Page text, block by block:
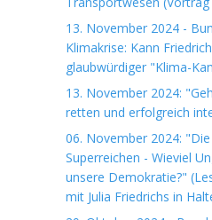
13. November 2024 -
Klimakrise: Kann
glaubwürdiger "Klima-
13. November 2024:
retten und erfolgreich
06. November 2024:
Superreichen - Wieviel
unsere Demokratie?"
mit Julia Friedrichs in